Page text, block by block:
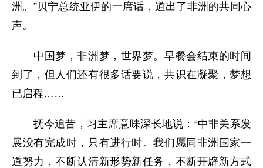
洲。”贝宁总统亚伊的一席话，道出了非洲的共同心
声。
中国梦，非洲梦，世界梦。早餐会结束的时间
到了，但人们还有很多话要说，共识在凝聚，梦想
已启程……
抚今追昔，习主席意味深长地说：“中非关系发
展没有完成时，只有进行时。我们愿同非洲国家一
道努力，不断认清新形势新任务，不断开辟新方式